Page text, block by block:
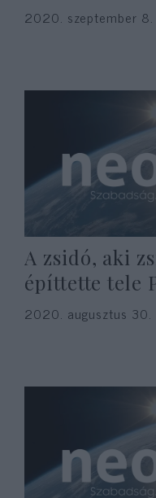
2020. szeptember 8.
A zsidó, aki
építtette tele
2020. augusztus 30.